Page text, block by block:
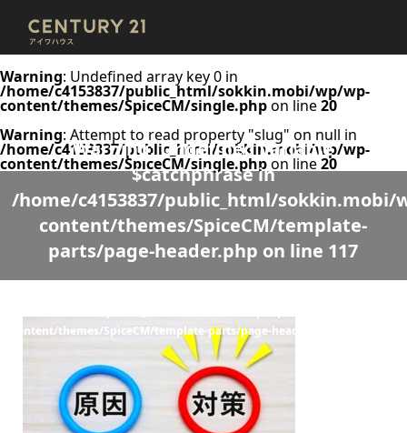
Warning: Undefined array key 0 in
/home/c4153837/public_html/sokkin.mobi/wp/wp-
content/themes/SpiceCM/single.phpon line20
Warning: Attempt to read property "slug" on null in
/home/c4153837/public_html/sokkin.mobi/wp/wp-
content/themes/SpiceCM/single.phpon line20
Warning: Undefined variable
$catchphrase in
/home/c4153837/public_html/sokkin.mobi/
content/themes/SpiceCM/template-
parts/page-header.php on line 117
content/themes/SpiceCM/template-parts/page-header.php